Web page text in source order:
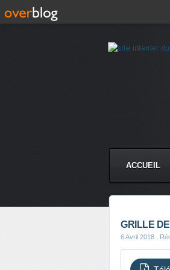
ACCUEIL
GRILLE
6 Avril 2018 ,